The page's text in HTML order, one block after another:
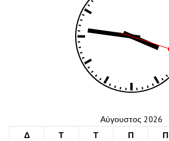
Αύγουστος 2026
Δ
Τ Τ Π Π